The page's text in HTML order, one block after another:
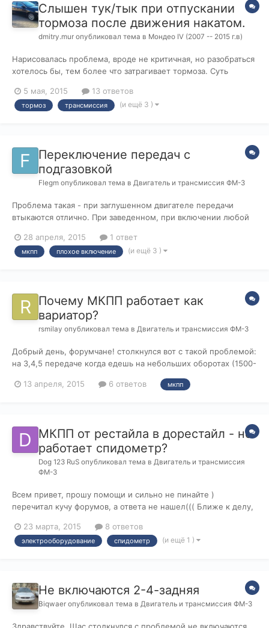
Слышен тук/тык при отпускании
тормоза после движения накатом.
dmitry.mur опубликовал тема в Мондео IV (2007 -- 2015 г.в)
Нарисовалась проблема, вроде не критичная, но разобраться
хотелось бы, тем более что затрагивает тормоза. Суть
1й передаче), выжимаю сцепление, нажимаю плавно тормоз,
машина практически останавливается, отпускаю педаль
5 мая, 2015 13 ответов
тормоз трансмиссия (и ещё 3 )
Переключение передач с
подгазовкой
Flegm опубликовал тема в Двигатель и трансмиссия ФМ-3
Проблема такая - при заглушенном двигателе передачи
втыкаются отлично. При заведенном, при включении любой
немного подгазовать с нажатой педалью сцепления и
передача легко встает на место. В чем причина такого
28 апреля, 2015 1 ответ
мкпп плохое включение (и ещё 3 )
Почему МКПП работает как
вариатор?
rsmilay опубликовал тема в Двигатель и трансмиссия ФМ-3
Добрый день, форумчане! столкнулся вот с такой проблемой:
на 3,4,5 передаче когда едешь на небольших оборотах (1500-
педаль газа, обороты подскакивают где то до 3000 об/м
13 апреля, 2015 6 ответов мкпп
МКПП от рестайла в дорестайл - не
работает спидометр?
Dog 123 RuS опубликовал тема в Двигатель и трансмиссия
ФМ-3
Всем привет, прошу помощи и сильно не пинайте )
перечитал кучу форумов, а ответа не нашел((( Ближе к делу,
дорестайл 2001 года. Вообщем бывший хозяин по
непонятным для меня причинам менял коробку, естественно
23 марта, 2015 8 ответов
электрооборудование спидометр (и ещё 1 )
Не включаются 2-4-задняя
Biqwaer опубликовал тема в Двигатель и трансмиссия ФМ-3